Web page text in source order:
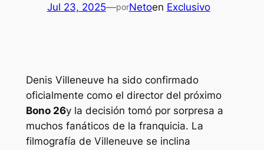
Jul 23, 2025—porNetoen Exclusivo
Denis Villeneuve ha sido confirmado
oficialmente como el director del próximo
Bono 26y la decisión tomó por sorpresa a
muchos fanáticos de la franquicia. La
filmografía de Villeneuve se inclina